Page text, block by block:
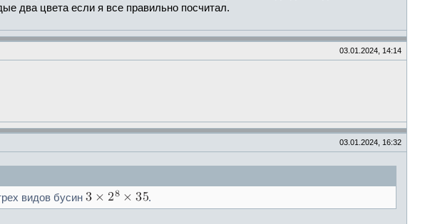
два цвета если я все правильно посчитал.
03.01.2024, 14:14
03.01.2024, 16:32
видов бусин .